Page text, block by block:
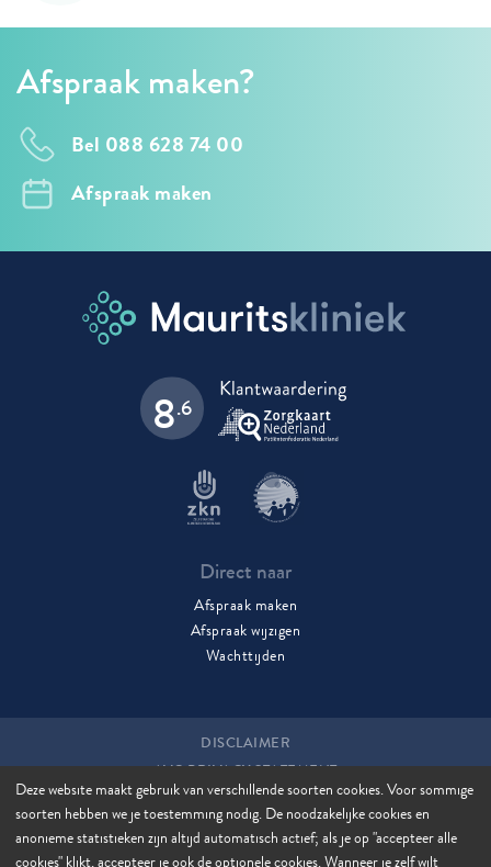
Afspraak maken?
Bel 088 628 74 00
Afspraak maken
8.6
Direct naar
Afspraak maken
Afspraak wijzigen
Wachttijden
DISCLAIMER
AVG PRIVACY STATEMENT
COOKIES
COOKIE MANAGER
SITEMAP
Deze website maakt gebruik van verschillende soorten cookies. Voor sommige
soorten hebben we je toestemming nodig. De noodzakelijke cookies en
anonieme statistieken zijn altijd automatisch actief; als je op "accepteer alle
cookies" klikt, accepteer je ook de optionele cookies. Wanneer je zelf wilt